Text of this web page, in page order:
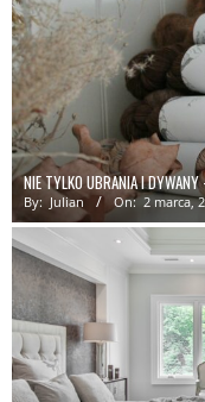
NIE TYLKO UBRANIA I
By: Julian On: 2 marca,